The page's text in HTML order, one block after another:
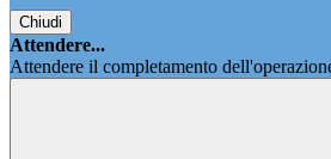
Chiudi
Attendere...
Attendere il completamento